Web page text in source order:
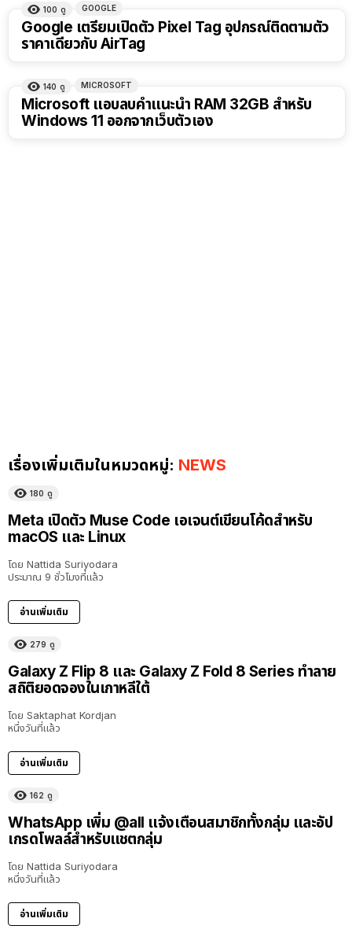
100 ดู GOOGLE
Google เตรียมเปิดตัว Pixel Tag อุปกรณ์ติดตามตัว
ราคาเดียวกับ AirTag
140 ดู MICROSOFT
Microsoft แอบลบคำแนะนำ RAM 32GB สำหรับ
Windows 11 ออกจากเว็บตัวเอง
เรื่องเพิ่มเติมในหมวดหมู่: NEWS
180 ดู
Meta เปิดตัว Muse Code เอเจนต์เขียนโค้ดสำหรับ
macOS และ Linux
โดย Nattida Suriyodara
ประมาณ 9 ชั่วโมงที่แล้ว
อ่านเพิ่มเติม
279 ดู
Galaxy Z Flip 8 และ Galaxy Z Fold 8 Series ทำลาย
สถิติยอดจองในเกาหลีใต้
โดย Saktaphat Kordjan
หนึ่งวันที่แล้ว
อ่านเพิ่มเติม
162 ดู
WhatsApp เพิ่ม @all แจ้งเตือนสมาชิกทั้งกลุ่ม และอัป
เกรดโพลล์สำหรับแชตกลุ่ม
โดย Nattida Suriyodara
หนึ่งวันที่แล้ว
อ่านเพิ่มเติม